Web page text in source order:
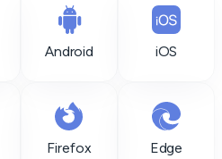
Android iOS
Firefox Edge